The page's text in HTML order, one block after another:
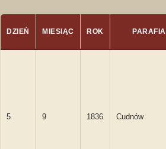
DZIEŃ MIESIĄC ROK PARAFIA
5 9 1836 Cudnów